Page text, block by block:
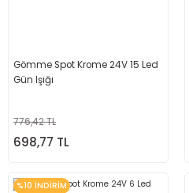
Gömme Spot Krome 24V 15 Led
Gün Işığı
776,42 TL
698,77 TL
%10 İNDİRİM